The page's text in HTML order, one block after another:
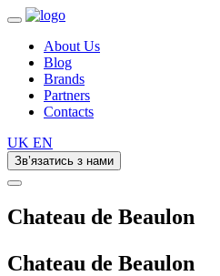
About Us
Blog
Brands
Partners
Contacts
UK EN
Зв’язатись з нами
Chateau de Beaulon
Chateau de Beaulon